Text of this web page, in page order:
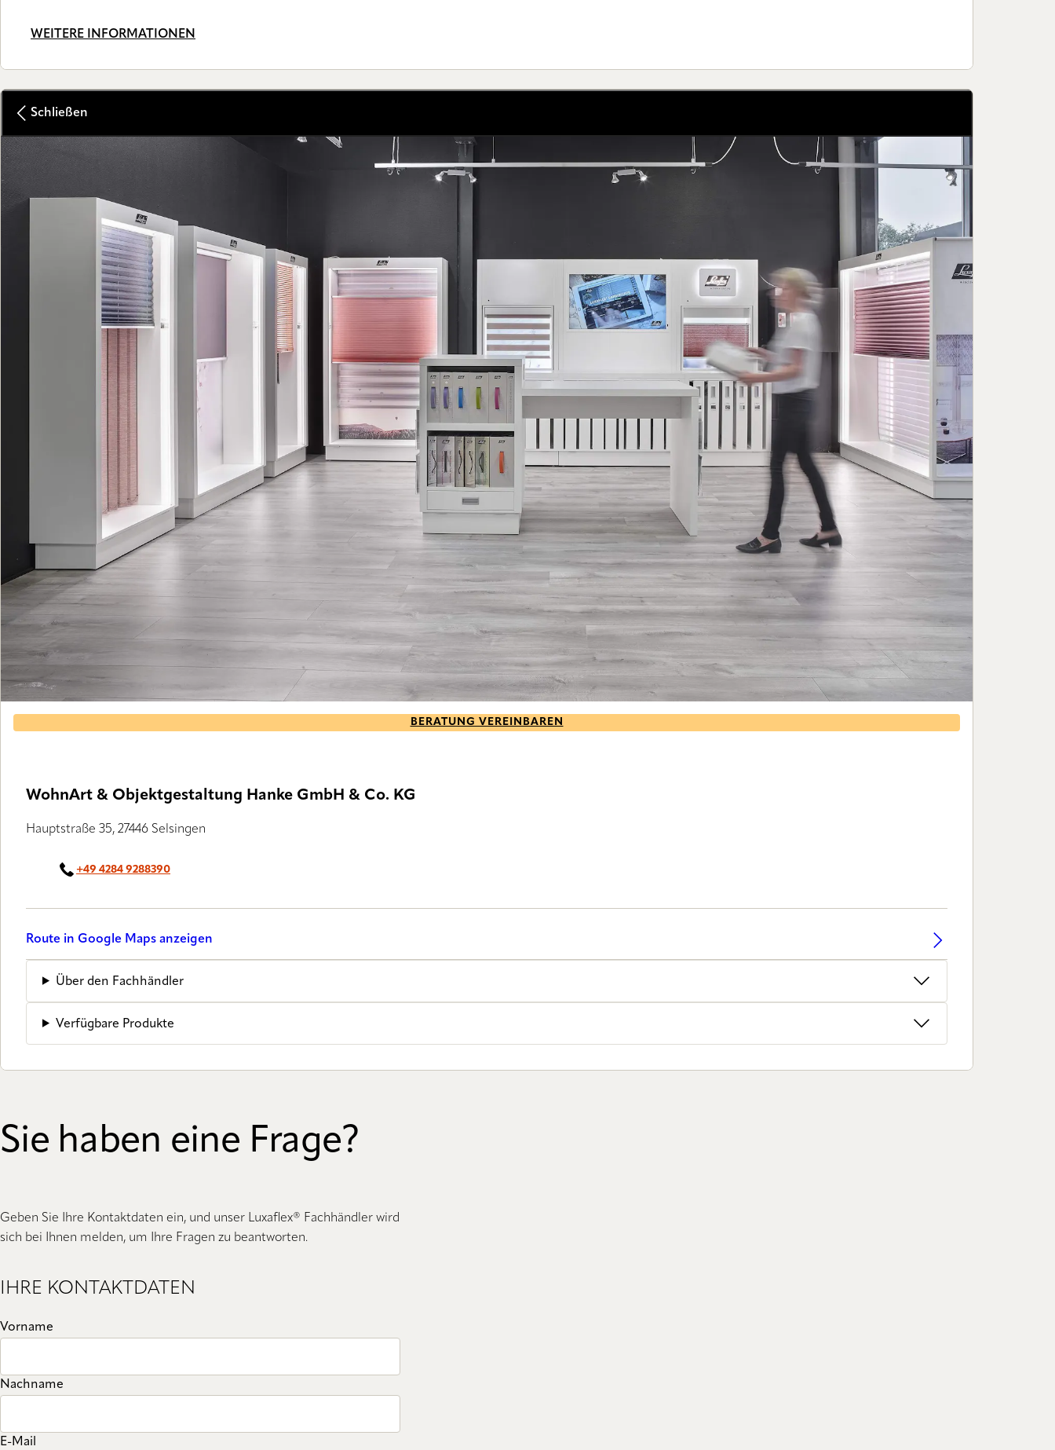
WEITERE INFORMATIONEN
Schließen
BERATUNG VEREINBAREN
WohnArt & Objektgestaltung Hanke GmbH & Co. KG
Hauptstraße 35, 27446 Selsingen
+49 4284 9288390
Route in Google Maps anzeigen
Über den Fachhändler
Verfügbare Produkte
Sie haben eine Frage?
Geben Sie Ihre Kontaktdaten ein, und unser Luxaflex® Fachhändler wird
sich bei Ihnen melden, um Ihre Fragen zu beantworten.
IHRE KONTAKTDATEN
Vorname
Nachname
E-Mail